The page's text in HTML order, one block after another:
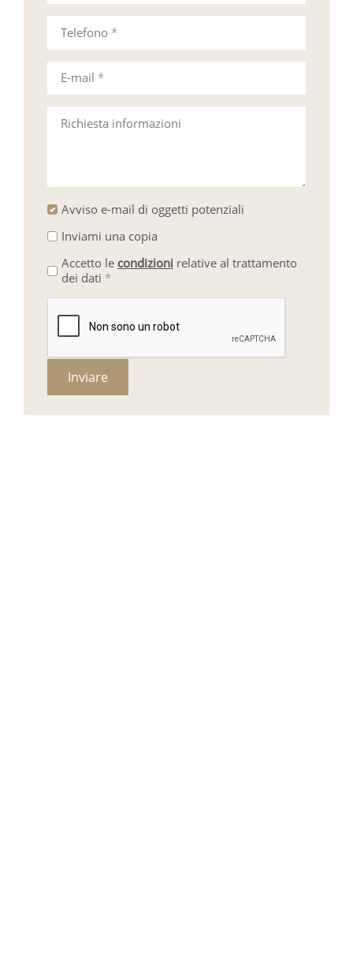
Telefono *
Richiesta informazioni
E-mail *
Avviso e-mail di oggetti potenziali
Inviami una copia
Accetto le condizionirelative al trattamento
dei dati *
Inviare